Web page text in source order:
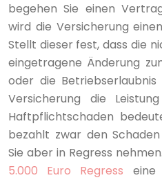
begehen Sie einen
wird die Versicherung
Stellt dieser fest, dass die
eingetragene Änderung
oder die
Versicherung die
Haftpflichtschaden
bezahlt zwar den
Sie aber in Regress
5.000 Euro Regress eine